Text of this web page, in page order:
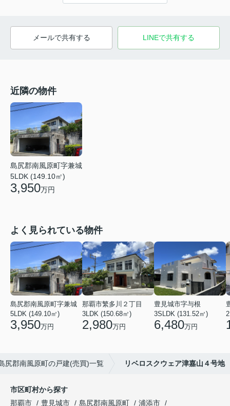
メールで共有する LINEで共有する
近隣の物件
島尻郡南風原町字兼城
5LDK (149.10㎡)
3,950万円
よく見られている物件
島尻郡南風原町字兼城
5LDK (149.10㎡)
3,950万円
那覇市繁多川２丁目
3LDK (150.68㎡)
2,980万円
豊見城市字与根
3SLDK (131.52㎡)
6,480万円
尻郡南風原町の戸建(売買)一覧 リベロスクウェア津嘉山４号地
市区町村から探す
那覇市
豊見城市 島尻郡南風原町
浦添市